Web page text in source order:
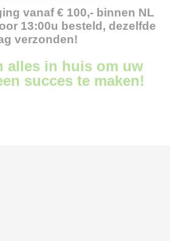
vanaf € 100,- binnen NL
13:00u besteld, dezelfde
verzonden!
alles in huis om uw
succes te maken!